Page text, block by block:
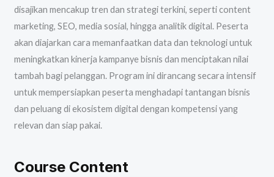
disajikan mencakup tren dan strategi terkini, seperti content
marketing, SEO, media sosial, hingga analitik digital. Peserta
akan diajarkan cara memanfaatkan data dan teknologi untuk
meningkatkan kinerja kampanye bisnis dan menciptakan nilai
tambah bagi pelanggan. Program ini dirancang secara intensif
untuk mempersiapkan peserta menghadapi tantangan bisnis
dan peluang di ekosistem digital dengan kompetensi yang
relevan dan siap pakai.
Course Content